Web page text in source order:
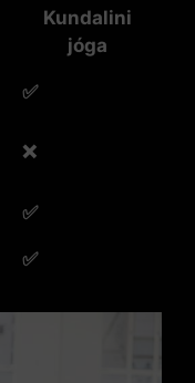
Kundalini
jóga
✅
❌
✅
✅